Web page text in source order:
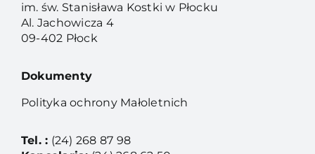
im. św. Stanisława Kostki w Płocku
Al. Jachowicza 4
09-402 Płock
Dokumenty
Polityka ochrony Małoletnich
Tel. : (24) 268 87 98